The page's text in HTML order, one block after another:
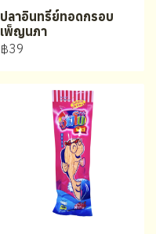
ปลาอินทรีย์ทอดกรอบ
เพ็ญนภา
฿39